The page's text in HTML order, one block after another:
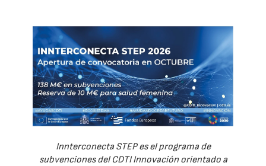
Innterconecta STEP es el programa de
subvenciones del CDTI Innovación orientado a